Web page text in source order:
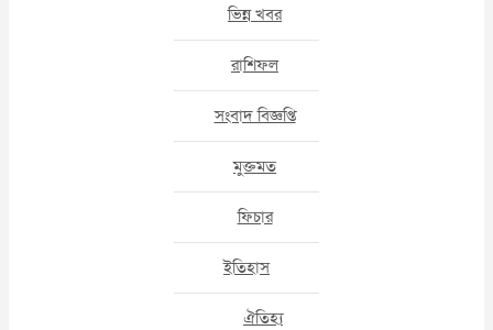
ভিন্ন খবর
রাশিফল
সংবাদ বিজ্ঞপ্তি
মুক্তমত
ফিচার
ইতিহাস
ঐতিহ্য